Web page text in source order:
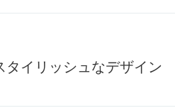
タイリッシュなデザイン